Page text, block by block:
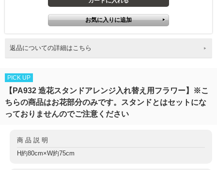
返品についての詳細はこちら
PICK UP
【PA932 造花スタンドアレンジ入れ替え用フラワー】※こ
ちらの商品はお花部分のみです。スタンドとはセットにな
っておりませんのでご注意ください
商品説明
H約80cm×W約75cm